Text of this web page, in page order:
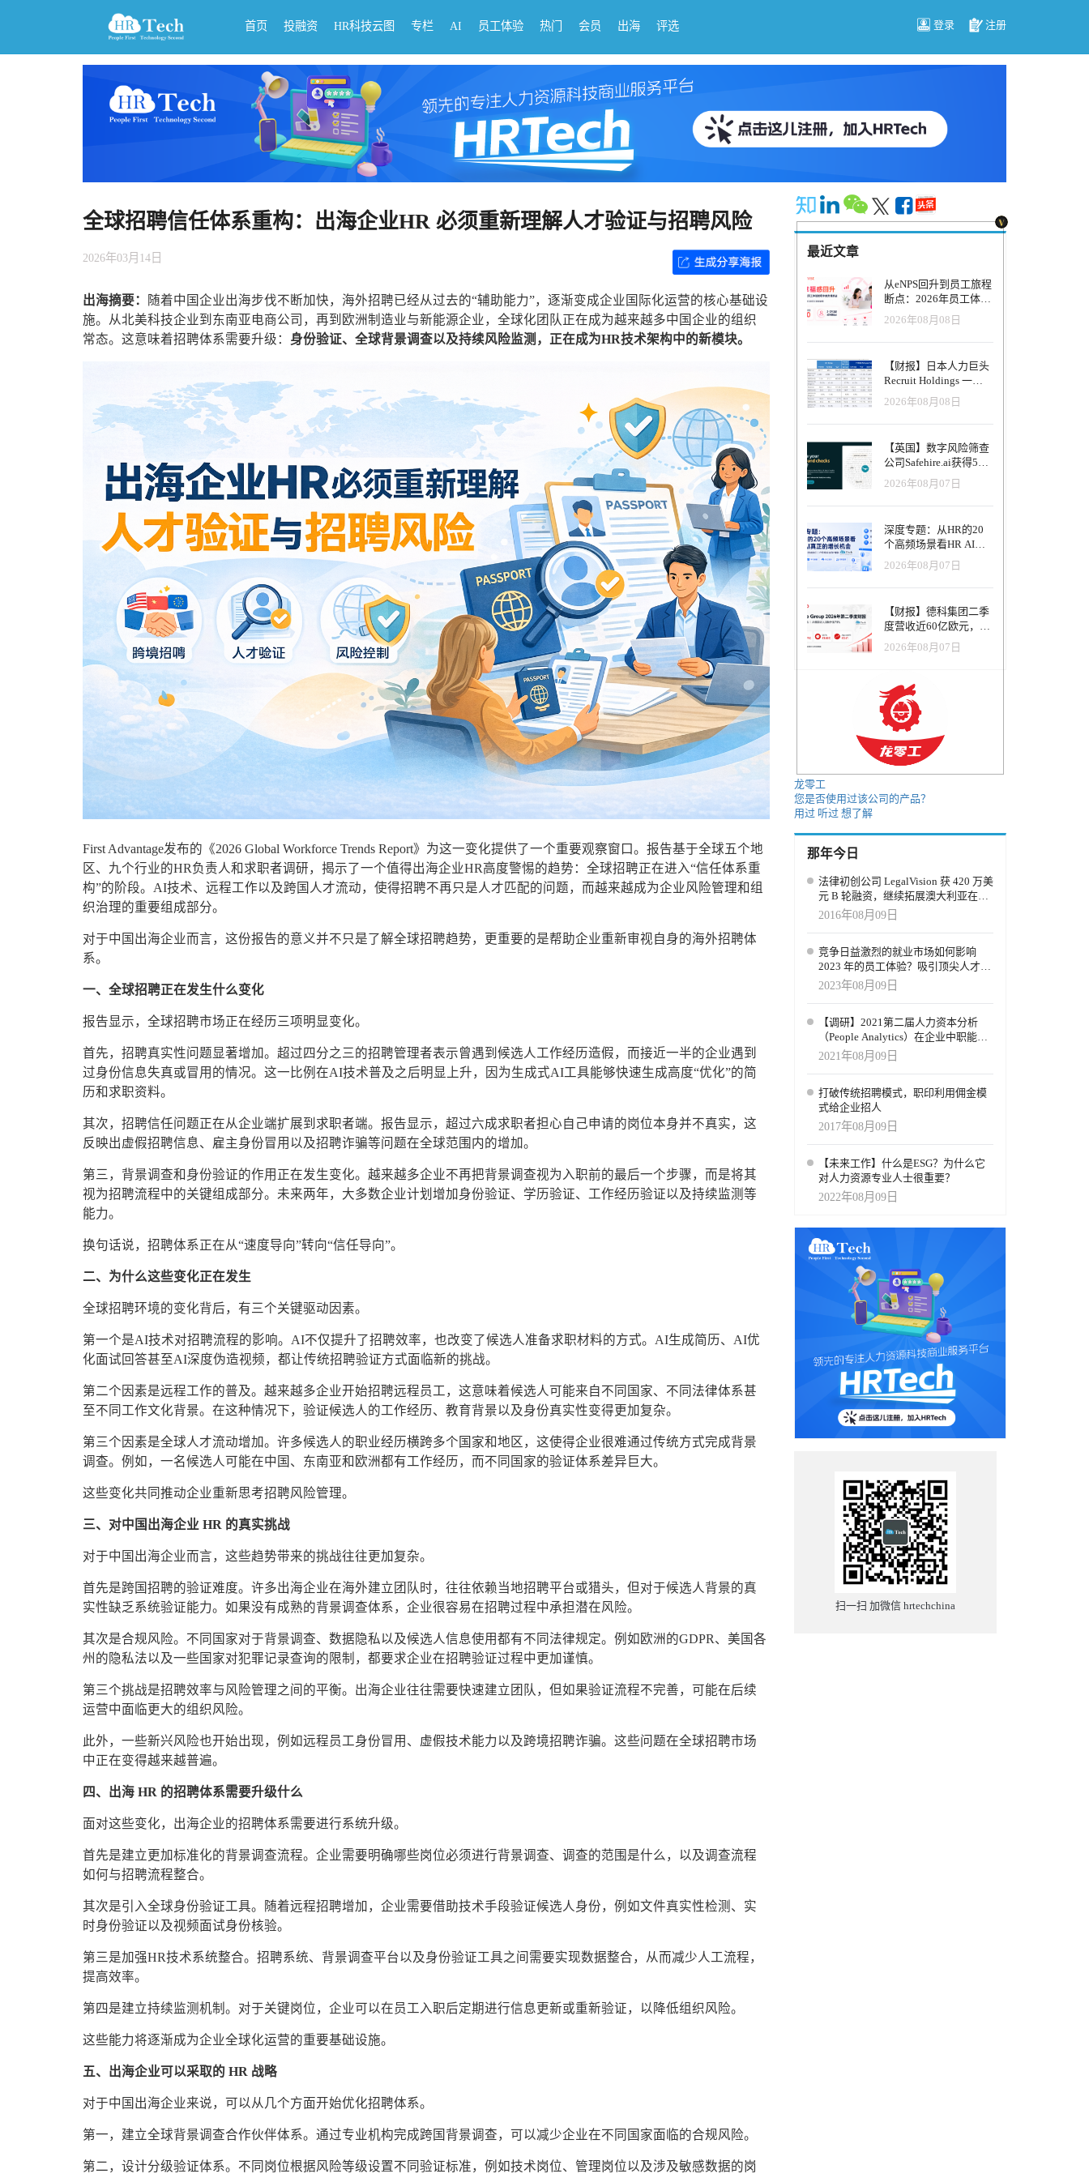
首页 投融资 HR科技云图 专栏 AI 员工体验 热门 会员 出海 评选 登录 注册
全球招聘信任体系重构：出海企业HR 必须重新理解人才验证与招聘风险
2026年03月14日
出海摘要：
随着中国企业出海步伐不断加快，海外招聘已经从过去的“辅助能力”，逐渐变成企业国际化运营的核心基础设
施。从北美科技企业到东南亚电商公司，再到欧洲制造业与新能源企业，全球化团队正在成为越来越多中国企业的组织
常态。这意味着招聘体系需要升级： 身份验证、全球背景调查以及持续风险监测，正在成为HR技术架构中的新模块。
First Advantage发布的《2026 Global Workforce Trends Report》为这一变化提供了一个重要观察窗口。报告基于全球五个地
区、九个行业的HR负责人和求职者调研，揭示了一个值得出海企业HR高度警惕的趋势：全球招聘正在进入“信任体系重
构”的阶段。AI技术、远程工作以及跨国人才流动，使得招聘不再只是人才匹配的问题，而越来越成为企业风险管理和组
织治理的重要组成部分。
对于中国出海企业而言，这份报告的意义并不只是了解全球招聘趋势，更重要的是帮助企业重新审视自身的海外招聘体
系。
一、全球招聘正在发生什么变化
报告显示，全球招聘市场正在经历三项明显变化。
首先，招聘真实性问题显著增加。超过四分之三的招聘管理者表示曾遇到候选人工作经历造假，而接近一半的企业遇到
过身份信息失真或冒用的情况。这一比例在AI技术普及之后明显上升，因为生成式AI工具能够快速生成高度“优化”的简
历和求职资料。
其次，招聘信任问题正在从企业端扩展到求职者端。报告显示，超过六成求职者担心自己申请的岗位本身并不真实，这
反映出虚假招聘信息、雇主身份冒用以及招聘诈骗等问题在全球范围内的增加。
第三，背景调查和身份验证的作用正在发生变化。越来越多企业不再把背景调查视为入职前的最后一个步骤，而是将其
视为招聘流程中的关键组成部分。未来两年，大多数企业计划增加身份验证、学历验证、工作经历验证以及持续监测等
能力。
换句话说，招聘体系正在从“速度导向”转向“信任导向”。
二、为什么这些变化正在发生
全球招聘环境的变化背后，有三个关键驱动因素。
第一个是AI技术对招聘流程的影响。AI不仅提升了招聘效率，也改变了候选人准备求职材料的方式。AI生成简历、AI优
化面试回答甚至AI深度伪造视频，都让传统招聘验证方式面临新的挑战。
第二个因素是远程工作的普及。越来越多企业开始招聘远程员工，这意味着候选人可能来自不同国家、不同法律体系甚
至不同工作文化背景。在这种情况下，验证候选人的工作经历、教育背景以及身份真实性变得更加复杂。
第三个因素是全球人才流动增加。许多候选人的职业经历横跨多个国家和地区，这使得企业很难通过传统方式完成背景
调查。例如，一名候选人可能在中国、东南亚和欧洲都有工作经历，而不同国家的验证体系差异巨大。
这些变化共同推动企业重新思考招聘风险管理。
三、对中国出海企业 HR 的真实挑战
对于中国出海企业而言，这些趋势带来的挑战往往更加复杂。
首先是跨国招聘的验证难度。许多出海企业在海外建立团队时，往往依赖当地招聘平台或猎头，但对于候选人背景的真
实性缺乏系统验证能力。如果没有成熟的背景调查体系，企业很容易在招聘过程中承担潜在风险。
其次是合规风险。不同国家对于背景调查、数据隐私以及候选人信息使用都有不同法律规定。例如欧洲的GDPR、美国各
州的隐私法以及一些国家对犯罪记录查询的限制，都要求企业在招聘验证过程中更加谨慎。
第三个挑战是招聘效率与风险管理之间的平衡。出海企业往往需要快速建立团队，但如果验证流程不完善，可能在后续
运营中面临更大的组织风险。
此外，一些新兴风险也开始出现，例如远程员工身份冒用、虚假技术能力以及跨境招聘诈骗。这些问题在全球招聘市场
中正在变得越来越普遍。
四、出海 HR 的招聘体系需要升级什么
面对这些变化，出海企业的招聘体系需要进行系统升级。
首先是建立更加标准化的背景调查流程。企业需要明确哪些岗位必须进行背景调查、调查的范围是什么，以及调查流程
如何与招聘流程整合。
其次是引入全球身份验证工具。随着远程招聘增加，企业需要借助技术手段验证候选人身份，例如文件真实性检测、实
时身份验证以及视频面试身份核验。
第三是加强HR技术系统整合。招聘系统、背景调查平台以及身份验证工具之间需要实现数据整合，从而减少人工流程，
提高效率。
第四是建立持续监测机制。对于关键岗位，企业可以在员工入职后定期进行信息更新或重新验证，以降低组织风险。
这些能力将逐渐成为企业全球化运营的重要基础设施。
五、出海企业可以采取的 HR 战略
对于中国出海企业来说，可以从几个方面开始优化招聘体系。
第一，建立全球背景调查合作伙伴体系。通过专业机构完成跨国背景调查，可以减少企业在不同国家面临的合规风险。
第二，设计分级验证体系。不同岗位根据风险等级设置不同验证标准，例如技术岗位、管理岗位以及涉及敏感数据的岗
最近文章
从eNPS回升到员工旅程
断点：2026年员工体验
管理正在发生什么变
2026年08月08日
【财报】日本人力巨头
Recruit Holdings 一季
度营收破1.04万亿日
元：Indeed美国收入逆
势增长30%，AI招聘推
2026年08月08日
【英国】数字风险筛查
公司Safehire.ai获得50
万英镑融资，重塑招聘
风控体系
2026年08月07日
深度专题：从HR的20
个高频场景看HR AI真
正的增长机会
2026年08月07日
【财报】德科集团二季
度营收近60亿欧元，其
中AI代理已覆盖50%收
入，招聘服务进入运营
2026年08月07日
龙零工
您是否使用过该公司的产品？
用过 听过 想了解
那年今日
法律初创公司 LegalVision 获 420 万美
元 B 轮融资，继续拓展澳大利亚在线
法律市场
2016年08月09日
竞争日益激烈的就业市场如何影响
2023 年的员工体验？吸引顶尖人才，
培养员工更高的应变能力
2023年08月09日
【调研】2021第二届人力资本分析
（People Analytics）在企业中职能发
展与应用实践调查
2021年08月09日
打破传统招聘模式，职印利用佣金模
式给企业招人
2017年08月09日
【未来工作】什么是ESG？为什么它
对人力资源专业人士很重要？
2022年08月09日
扫一扫 加微信 hrtechchina